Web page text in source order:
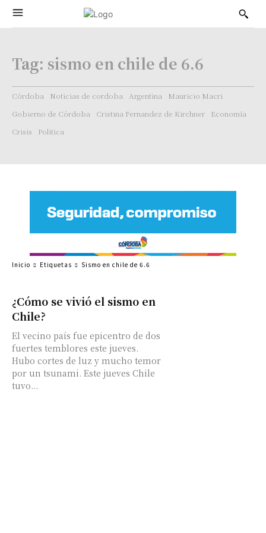
Tag: sismo en chile de 6.6
Córdoba Noticias de cordoba Argentina
Mauricio Macri
Gobierno de Córdoba
Cristina Fernandez de Kirchner
Economía
Crisis
Politica
¿Cómo se vivió el sismo en
Chile?
El vecino país fue epicentro de dos
fuertes temblores este jueves.
Hubo cortes de luz y mucho temor
por un tsunami. Este jueves Chile
tuvo...
Inicio Etiquetas Sismo en chile de 6.6